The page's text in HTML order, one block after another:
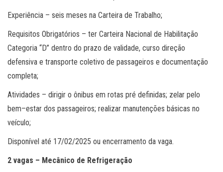
Experiência – seis meses na Carteira de Trabalho;
Requisitos Obrigatórios – ter Carteira Nacional de Habilitação
Categoria “D” dentro do prazo de validade, curso direção
defensiva e transporte coletivo de passageiros e documentação
completa;
Atividades – dirigir o ônibus em rotas pré definidas; zelar pelo
bem–estar dos passageiros; realizar manutenções básicas no
veículo;
Disponível até 17/02/2025 ou encerramento da vaga.
2 vagas – Mecânico de Refrigeração